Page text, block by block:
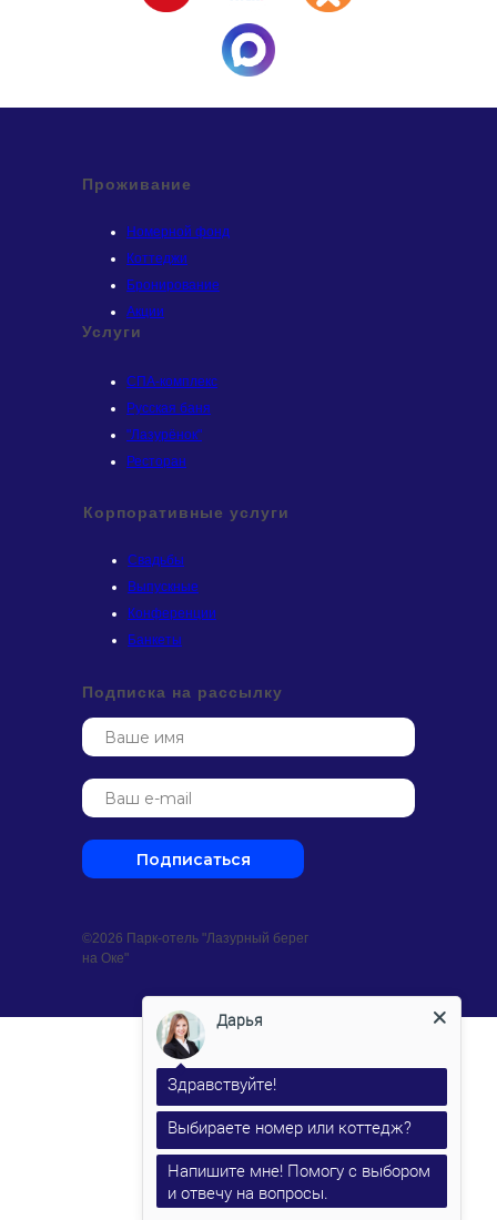
Проживание
Номерной фонд
Коттеджи
Бронирование
Акции
Услуги
СПА-комплекс
Русская баня
"Лазурёнок"
Ресторан
Корпоративные услуги
Свадьбы
Выпускные
Конференции
Банкеты
©2026 Парк-отель "Лазурный берег
на Оке"
Подписаться
Подписка на рассылку
Дарья
Здравствуйте!
Выбираете номер или коттедж?
Напишите мне! Помогу с выбором
и отвечу на вопросы.